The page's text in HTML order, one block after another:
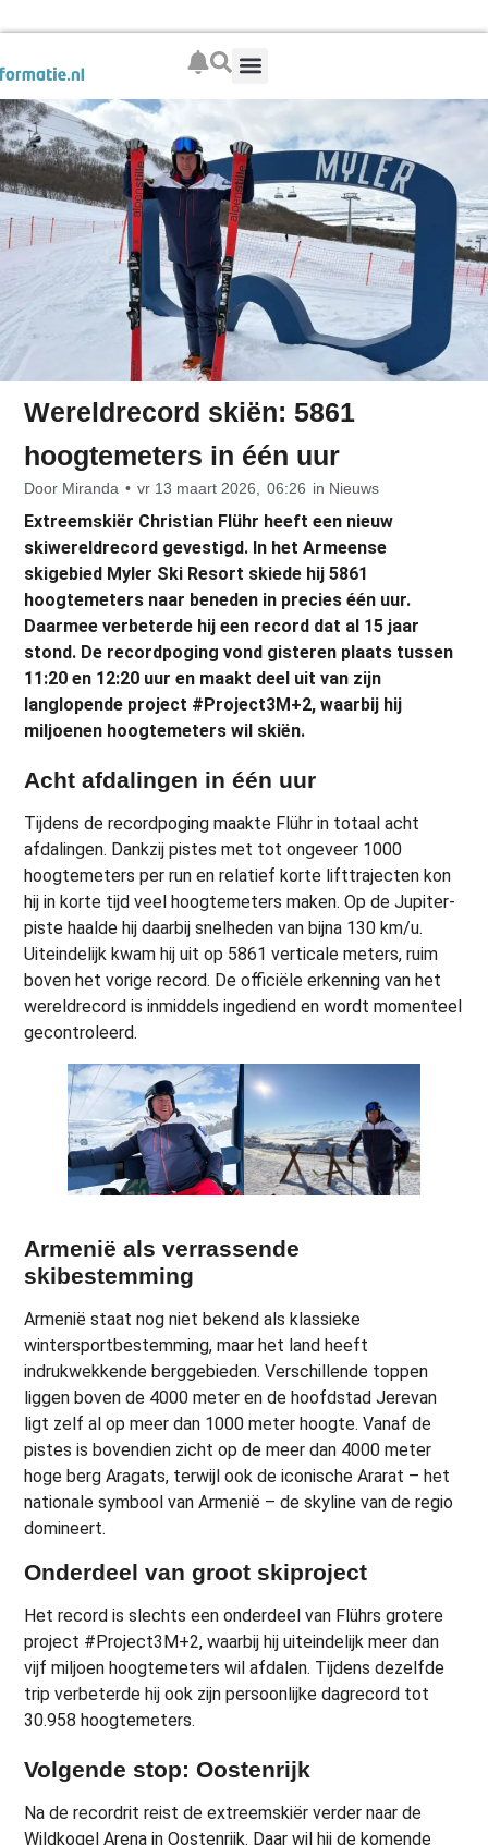
Wereldrecord skiën: 5861
hoogtemeters in één uur
Door Miranda • vr 13 maart 2026, 06:26 in Nieuws
Extreemskiër Christian Flühr heeft een nieuw
skiwereldrecord gevestigd. In het Armeense
skigebied Myler Ski Resort skiede hij 5861
hoogtemeters naar beneden in precies één uur.
Daarmee verbeterde hij een record dat al 15 jaar
stond. De recordpoging vond gisteren plaats tussen
11:20 en 12:20 uur en maakt deel uit van zijn
langlopende project #Project3M+2, waarbij hij
miljoenen hoogtemeters wil skiën.
Acht afdalingen in één uur
Tijdens de recordpoging maakte Flühr in totaal acht
afdalingen. Dankzij pistes met tot ongeveer 1000
hoogtemeters per run en relatief korte lifttrajecten kon
hij in korte tijd veel hoogtemeters maken. Op de Jupiter-
piste haalde hij daarbij snelheden van bijna 130 km/u.
Uiteindelijk kwam hij uit op 5861 verticale meters, ruim
boven het vorige record. De officiële erkenning van het
wereldrecord is inmiddels ingediend en wordt momenteel
gecontroleerd.
Armenië als verrassende
skibestemming
Armenië staat nog niet bekend als klassieke
wintersportbestemming, maar het land heeft
indrukwekkende berggebieden. Verschillende toppen
liggen boven de 4000 meter en de hoofdstad Jerevan
ligt zelf al op meer dan 1000 meter hoogte. Vanaf de
pistes is bovendien zicht op de meer dan 4000 meter
hoge berg Aragats, terwijl ook de iconische Ararat – het
nationale symbool van Armenië – de skyline van de regio
domineert.
Onderdeel van groot skiproject
Het record is slechts een onderdeel van Flührs grotere
project #Project3M+2, waarbij hij uiteindelijk meer dan
vijf miljoen hoogtemeters wil afdalen. Tijdens dezelfde
trip verbeterde hij ook zijn persoonlijke dagrecord tot
30.958 hoogtemeters.
Volgende stop: Oostenrijk
Na de recordrit reist de extreemskiër verder naar de
Wildkogel Arena in Oostenrijk. Daar wil hij de komende